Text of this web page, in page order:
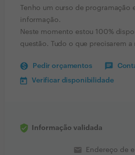
Tenho um curso de programação
informação.
Neste momento estou 100%
questão. Tudo o que precisarem
Pedir orçamentos
Verificar disponibilidade
Informação validada
email Endereço de